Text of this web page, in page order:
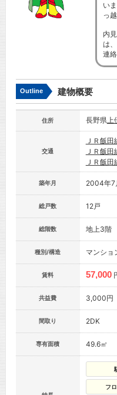
い
っ
内
は
連
Outline 建物概要
住所 長野県上
交通
ＪＲ飯田
ＪＲ飯田
ＪＲ飯田
築年月 2004年7
総戸数 12戸
総階数 地上3階
種別/構造 マンショ
賃料 57,000
共益費 3,000円
間取り 2DK
専有面積 49.6㎡
フ